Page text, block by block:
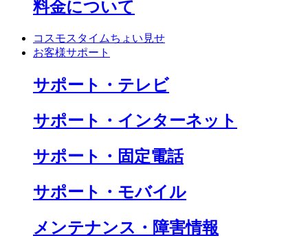
料金について
コスモスタイムちょい見せ
お客様サポート
サポート・テレビ
サポート・インターネット
サポート・固定電話
サポート・モバイル
メンテナンス・障害情報